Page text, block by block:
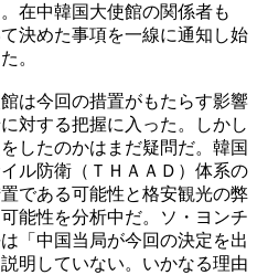
在中韓国大使館の関係者も
決めた事項を一線に通知し始
。
は今回の措置がもたらす影響
対する把握に入った。しかし
したのかはまだ疑問だ。韓国
ル防衛（ＴＨＡＡＤ）体系の
である可能性と格安観光の弊
能性を分析中だ。ソ・ヨンチ
「中国当局が今回の決定を出
明していない。いかなる理由